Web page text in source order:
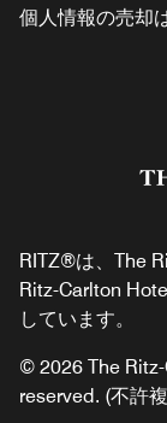
RITZ®は、The
Ritz-Carlton
しています。
© 2026 The
reserved. (不許
個人情報の売却